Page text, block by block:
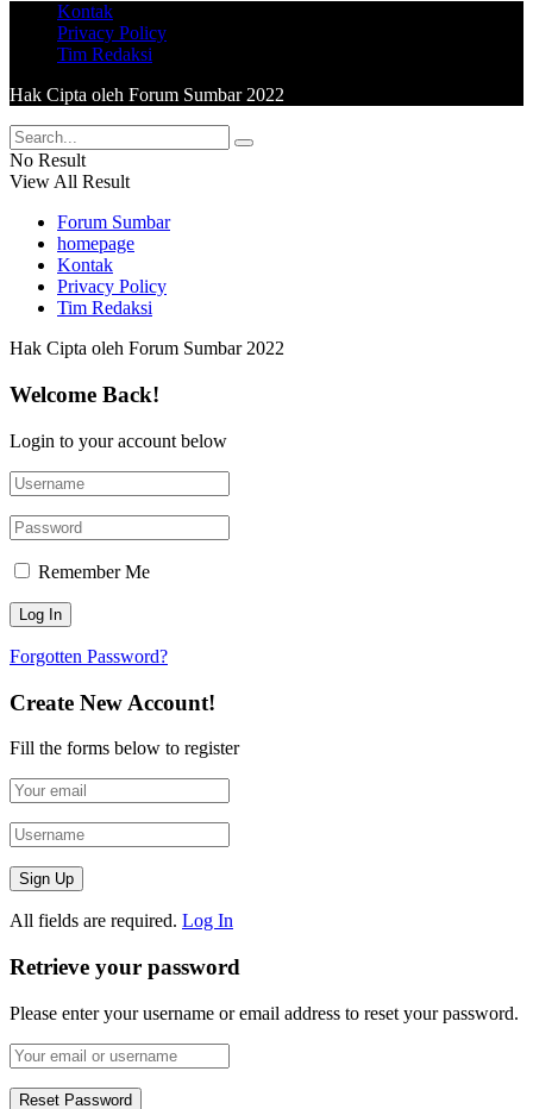
Kontak
Privacy Policy
Tim Redaksi
Hak Cipta oleh Forum Sumbar 2022
No Result
View All Result
Forum Sumbar
homepage
Kontak
Privacy Policy
Tim Redaksi
Hak Cipta oleh Forum Sumbar 2022
Welcome Back!
Login to your account below
Remember Me
Forgotten Password?
Create New Account!
Fill the forms below to register
All fields are required. Log In
Retrieve your password
Please enter your username or email address to reset your password.